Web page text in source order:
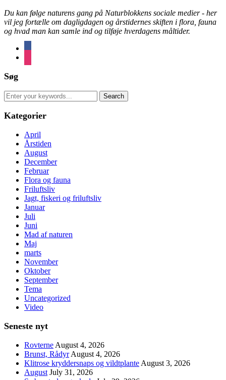
Du kan følge naturens gang på Naturblokkens sociale medier - her
vil jeg fortælle om dagligdagen og årstidernes skiften i flora, fauna
og hvad man kan samle ind og tilføje hverdagens måltider.
Søg
Search
for:
Kategorier
April
Årstiden
August
December
Februar
Flora og fauna
Friluftsliv
Jagt, fiskeri og friluftsliv
Januar
Juli
Juni
Mad af naturen
Maj
marts
November
Oktober
September
Tema
Uncategorized
Video
Seneste nyt
Rovterne August 4, 2026
Brunst, Rådyr August 4, 2026
Klitrose kryddersnaps og vildtplante August 3, 2026
August July 31, 2026